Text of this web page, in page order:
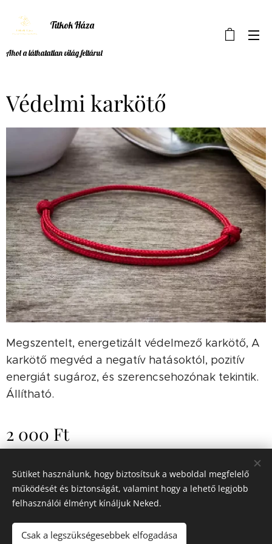
Titkok Háza
Ahol a láthatatlan világ feltárul
Védelmi karkötő
Megszentelt, energetizált védelmező karkötő, A
karkötő megvéd a negatív hatásoktól, pozitív
energiát sugároz, és szerencsehozónak tekintik.
Állítható.
2 000 Ft
Minden jog fenntartva | Titkok Háza 2023
Sütiket használunk, hogy biztosítsuk a weboldal megfelelő
működését és biztonságát, valamint hogy a lehető legjobb
felhasználói élményt kínáljuk Neked.
Csak a legszükségesebbek elfogadása